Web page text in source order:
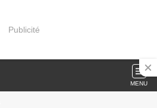
Publicité
MENU